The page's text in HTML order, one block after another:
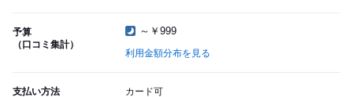
予算
（口コミ集計）
～￥999
利用金額分布を見る
支払い方法
カード可